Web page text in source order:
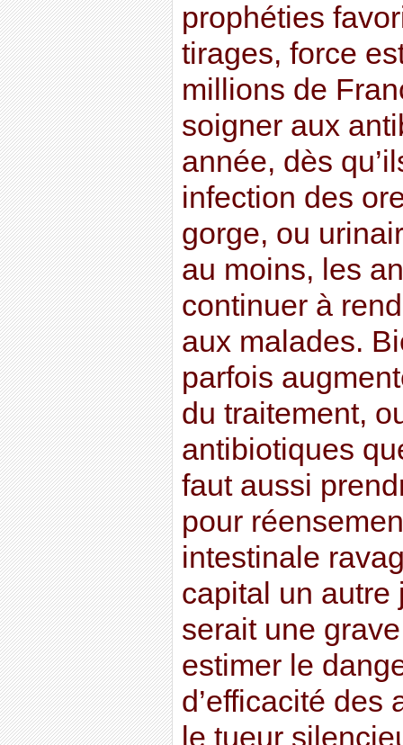
prophéties
tirages, force
millions de
soigner aux
année, dès
infection des
gorge, ou
au moins, les
continuer à
aux malades.
parfois
du traitement,
antibiotiques
faut aussi
pour
intestinale
capital un autre
serait une
estimer le
d’efficacité des
le tueur